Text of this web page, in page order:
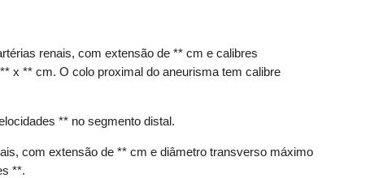
renais, com extensão de ** cm e calibres
x ** cm. O colo proximal do aneurisma tem calibre
** no segmento distal.
com extensão de ** cm e diâmetro transverso máximo
**.